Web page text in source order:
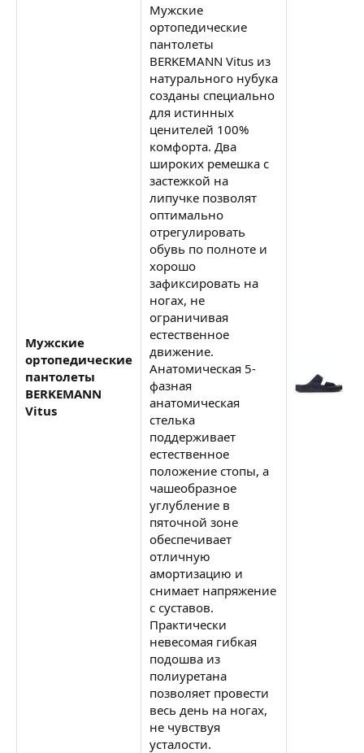
Мужские
ортопедические
пантолеты
BERKEMANN
Vitus
Мужские
ортопедические
пантолеты
BERKEMANN Vitus из
натурального нубука
созданы специально
для истинных
ценителей 100%
комфорта. Два
широких ремешка с
застежкой на
липучке позволят
оптимально
отрегулировать
обувь по полноте и
хорошо
зафиксировать на
ногах, не
ограничивая
естественное
движение.
Анатомическая 5-
фазная
анатомическая
стелька
поддерживает
естественное
положение стопы, а
чашеобразное
углубление в
пяточной зоне
обеспечивает
отличную
амортизацию и
снимает напряжение
с суставов.
Практически
невесомая гибкая
подошва из
полиуретана
позволяет провести
весь день на ногах,
не чувствуя
усталости.